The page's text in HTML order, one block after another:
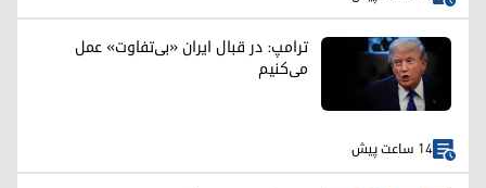
ترامپ: در قبال ایران «بی‌تفاوت» عمل
می‌کنیم
14 ساعت پیش